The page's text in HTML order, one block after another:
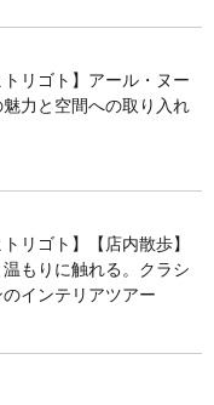
トリゴト】アール・ヌー
力と空間への取り入れ
トリゴト】【店内散歩】
もりに触れる。クラシ
インテリアツアー